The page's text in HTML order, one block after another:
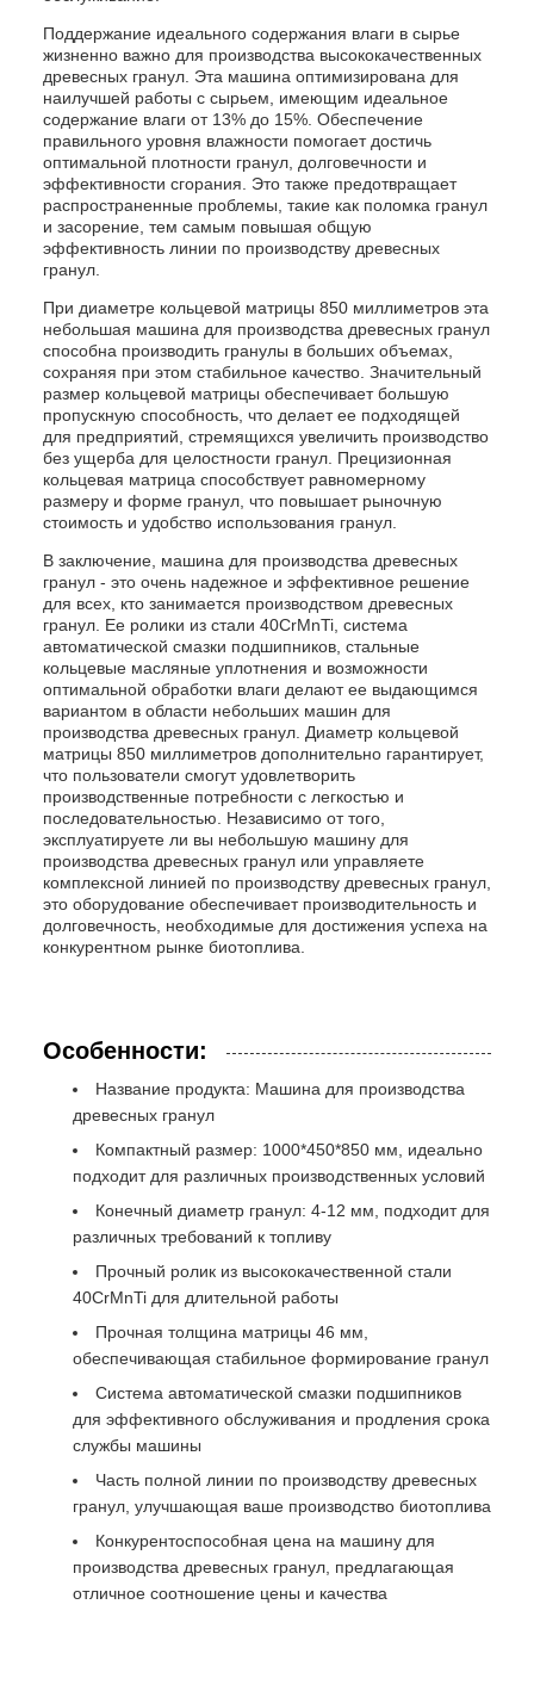
Поддержание идеального содержания влаги в сырье
жизненно важно для производства высококачественных
древесных гранул. Эта машина оптимизирована для
наилучшей работы с сырьем, имеющим идеальное
содержание влаги от 13% до 15%. Обеспечение
правильного уровня влажности помогает достичь
оптимальной плотности гранул, долговечности и
эффективности сгорания. Это также предотвращает
распространенные проблемы, такие как поломка гранул
и засорение, тем самым повышая общую
эффективность линии по производству древесных
гранул.
При диаметре кольцевой матрицы 850 миллиметров эта
небольшая машина для производства древесных гранул
способна производить гранулы в больших объемах,
сохраняя при этом стабильное качество. Значительный
размер кольцевой матрицы обеспечивает большую
пропускную способность, что делает ее подходящей
для предприятий, стремящихся увеличить производство
без ущерба для целостности гранул. Прецизионная
кольцевая матрица способствует равномерному
размеру и форме гранул, что повышает рыночную
стоимость и удобство использования гранул.
В заключение, машина для производства древесных
гранул - это очень надежное и эффективное решение
для всех, кто занимается производством древесных
гранул. Ее ролики из стали 40CrMnTi, система
автоматической смазки подшипников, стальные
кольцевые масляные уплотнения и возможности
оптимальной обработки влаги делают ее выдающимся
вариантом в области небольших машин для
производства древесных гранул. Диаметр кольцевой
матрицы 850 миллиметров дополнительно гарантирует,
что пользователи смогут удовлетворить
производственные потребности с легкостью и
последовательностью. Независимо от того,
эксплуатируете ли вы небольшую машину для
производства древесных гранул или управляете
комплексной линией по производству древесных гранул,
это оборудование обеспечивает производительность и
долговечность, необходимые для достижения успеха на
конкурентном рынке биотоплива.
Особенности:
Название продукта: Машина для производства
древесных гранул
Компактный размер: 1000*450*850 мм, идеально
подходит для различных производственных условий
Конечный диаметр гранул: 4-12 мм, подходит для
различных требований к топливу
Прочный ролик из высококачественной стали
40CrMnTi для длительной работы
Прочная толщина матрицы 46 мм,
обеспечивающая стабильное формирование гранул
Система автоматической смазки подшипников
для эффективного обслуживания и продления срока
службы машины
Часть полной линии по производству древесных
гранул, улучшающая ваше производство биотоплива
Конкурентоспособная цена на машину для
производства древесных гранул, предлагающая
отличное соотношение цены и качества